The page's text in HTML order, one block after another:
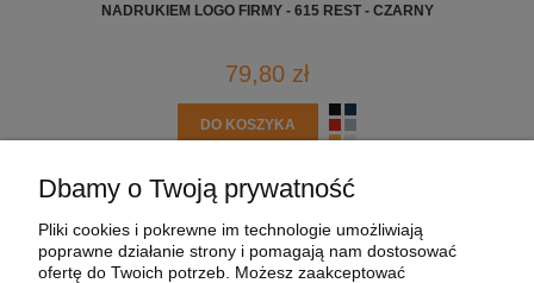
NADRUKIEM LOGO FIRMY - 615 REST - CZARNY
79,80 zł
DO KOSZYKA
MOJE KONTO
Dbamy o Twoją prywatność
Pliki cookies i pokrewne im technologie umożliwiają
poprawne działanie strony i pomagają nam dostosować
ofertę do Twoich potrzeb. Możesz zaakceptować